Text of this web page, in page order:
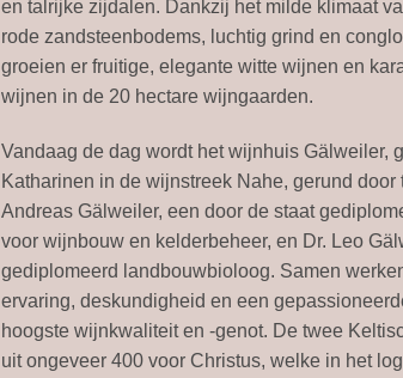
en talrijke zijdalen. Dankzij het milde klimaat
rode zandsteenbodems, luchtig grind en
groeien er fruitige, elegante witte wijnen en
wijnen in de 20 hectare wijngaarden.
Vandaag de dag wordt het wijnhuis Gälweiler,
Katharinen in de wijnstreek Nahe, gerund door
Andreas Gälweiler, een door de staat
voor wijnbouw en kelderbeheer, en Dr. Leo
gediplomeerd landbouwbioloog. Samen
ervaring, deskundigheid en een
hoogste wijnkwaliteit en -genot. De twee
uit ongeveer 400 voor Christus, welke in het